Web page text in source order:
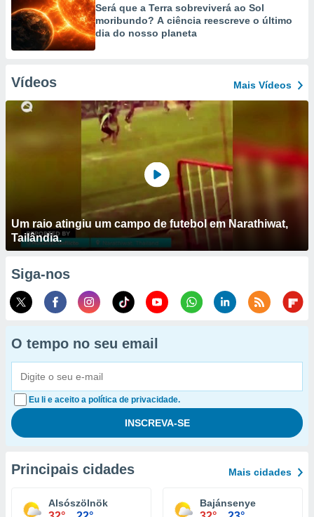
Será que a Terra sobreviverá ao Sol
moribundo? A ciência reescreve o último
dia do nosso planeta
Vídeos Mais Vídeos
Um raio atingiu um campo de futebol em Narathiwat,
Tailândia.
Siga-nos
O tempo no seu email
Eu li e aceito a política de privacidade.
Principais cidades Mais cidades
Alsószölnök Bajánsenye